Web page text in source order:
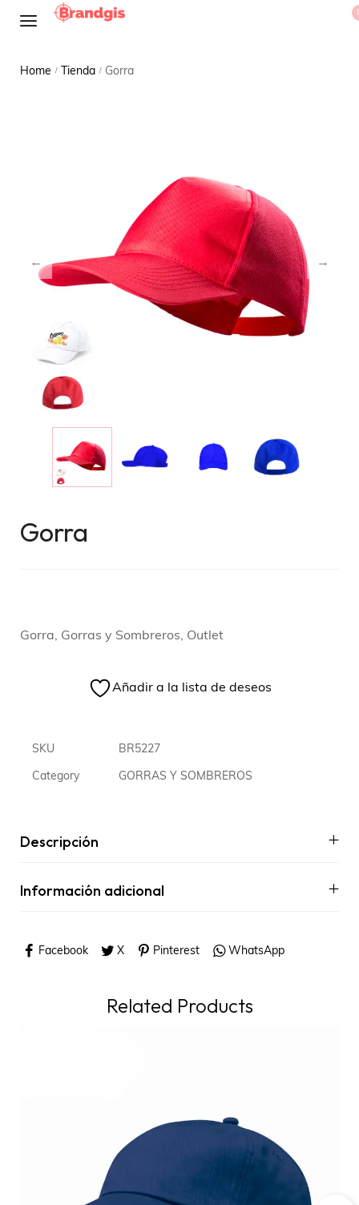
Home / Tienda / Gorra
Gorra
Gorra, Gorras y Sombreros, Outlet
Añadir a la lista de deseos
SKU BR5227
Category GORRAS Y SOMBREROS
Descripción
Información adicional
Facebook X Pinterest WhatsApp
Related Products